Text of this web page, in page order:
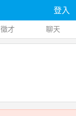
登入
徵才 聊天